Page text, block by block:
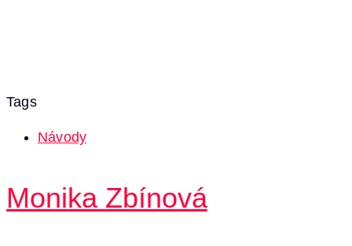
Tags
Návody
Monika Zbínová